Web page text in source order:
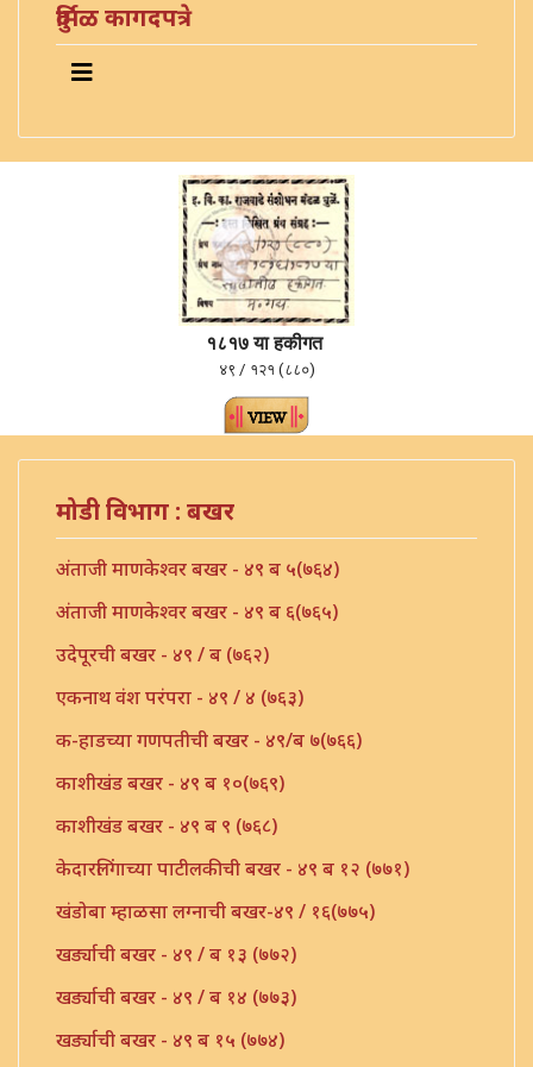
दुर्मिळ कागदपत्रे
१८१७ या हकीगत
४९ / १२१ (८८०)
मोडी विभाग : बखर
अंताजी माणकेश्वर बखर - ४९ ब ५(७६४)
अंताजी माणकेश्वर बखर - ४९ ब ६(७६५)
उदेपूरची बखर - ४९ / ब (७६२)
एकनाथ वंश परंपरा - ४९ / ४ (७६३)
क-हाडच्या गणपतीची बखर - ४९/ब ७(७६६)
काशीखंड बखर - ४९ ब १०(७६९)
काशीखंड बखर - ४९ ब ९ (७६८)
केदारलिंगाच्या पाटीलकीची बखर - ४९ ब १२ (७७१)
खंडोबा म्हाळसा लग्नाची बखर-४९ / १६(७७५)
खर्ड्याची बखर - ४९ / ब १३ (७७२)
खर्ड्याची बखर - ४९ / ब १४ (७७३)
खर्ड्याची बखर - ४९ ब १५ (७७४)